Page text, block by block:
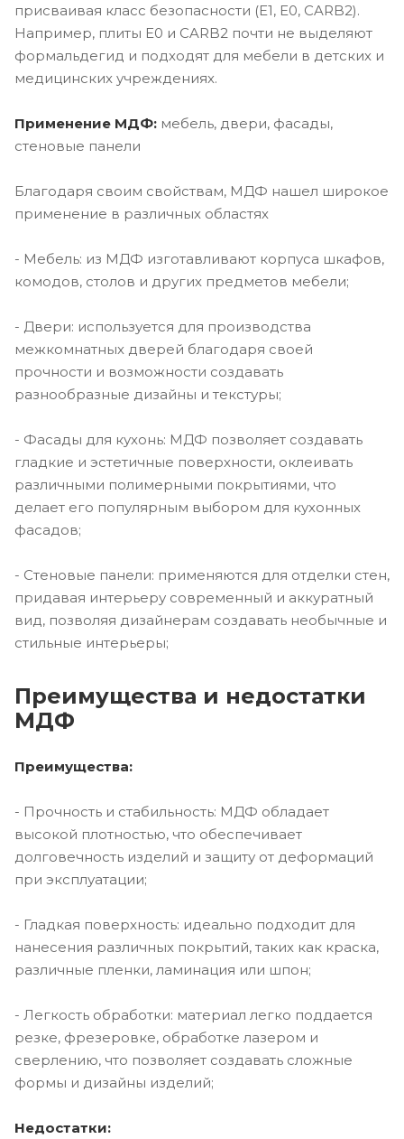
присваивая класс безопасности (E1, E0, CARB2).
Например, плиты E0 и CARB2 почти не выделяют
формальдегид и подходят для мебели в детских и
медицинских учреждениях.
Применение МДФ: мебель, двери, фасады,
стеновые панели
Благодаря своим свойствам, МДФ нашел широкое
применение в различных областях
- Мебель: из МДФ изготавливают корпуса шкафов,
комодов, столов и других предметов мебели;
- Двери: используется для производства
межкомнатных дверей благодаря своей
прочности и возможности создавать
разнообразные дизайны и текстуры;
- Фасады для кухонь: МДФ позволяет создавать
гладкие и эстетичные поверхности, оклеивать
различными полимерными покрытиями, что
делает его популярным выбором для кухонных
фасадов;
- Стеновые панели: применяются для отделки стен,
придавая интерьеру современный и аккуратный
вид, позволяя дизайнерам создавать необычные и
стильные интерьеры;
Преимущества и недостатки
МДФ
Преимущества:
- Прочность и стабильность: МДФ обладает
высокой плотностью, что обеспечивает
долговечность изделий и защиту от деформаций
при эксплуатации;
- Гладкая поверхность: идеально подходит для
нанесения различных покрытий, таких как краска,
различные пленки, ламинация или шпон;
- Легкость обработки: материал легко поддается
резке, фрезеровке, обработке лазером и
сверлению, что позволяет создавать сложные
формы и дизайны изделий;
Недостатки: